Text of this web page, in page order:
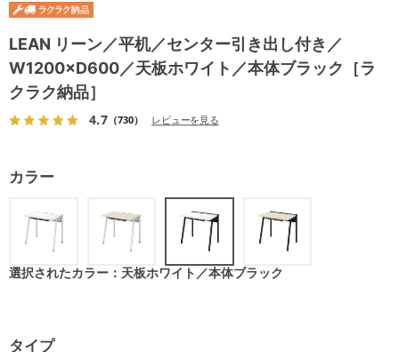
LEAN リーン／平机／センター引き出し付き／
W1200×D600／天板ホワイト／本体ブラック［ラ
クラク納品］
4.7（730） レビューを見る
カラー
選択されたカラー：天板ホワイト／本体ブラック
タイプ